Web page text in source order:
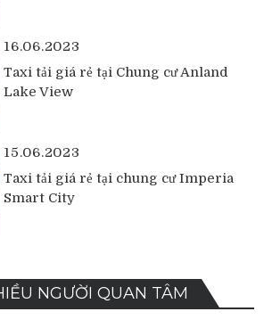
16.06.2023
Taxi tải giá rẻ tại Chung cư Anland
Lake View
15.06.2023
Taxi tải giá rẻ tại chung cư Imperia
Smart City
NGƯỜI QUAN TÂM